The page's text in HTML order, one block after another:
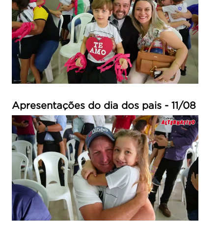
Apresentações do dia dos pais - 11/08